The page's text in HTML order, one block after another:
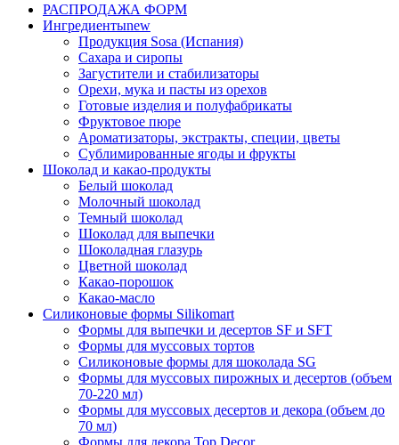
РАСПРОДАЖА ФОРМ
Ингредиентыnew
Продукция Sosa (Испания)
Сахара и сиропы
Загустители и стабилизаторы
Орехи, мука и пасты из орехов
Готовые изделия и полуфабрикаты
Фруктовое пюре
Ароматизаторы, экстракты, специи, цветы
Сублимированные ягоды и фрукты
Шоколад и какао-продукты
Белый шоколад
Молочный шоколад
Темный шоколад
Шоколад для выпечки
Шоколадная глазурь
Цветной шоколад
Какао-порошок
Какао-масло
Силиконовые формы Silikomart
Формы для выпечки и десертов SF и SFT
Формы для муссовых тортов
Силиконовые формы для шоколада SG
Формы для муссовых пирожных и десертов (объем
70-220 мл)
Формы для муссовых десертов и декора (объем до
70 мл)
Формы для декора Top Decor